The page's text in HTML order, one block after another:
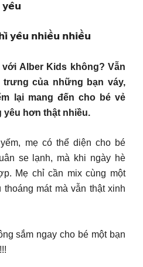
𝘆𝗲̂𝘂
𝘆𝗲̂𝘂 𝗻𝗵𝗶𝗲̂̀𝘂 𝗻𝗵𝗶𝗲̂̀𝘂
Alber Kids không? Vẫn
trưng của những bạn váy,
lại mang đến cho bé vẻ
yêu hơn thật nhiều.
mẹ có thể diện cho bé
se lạnh, mà khi ngày hè
Mẹ chỉ cần mix cùng một
mát mà vẫn thật xinh
sắm ngay cho bé một bạn